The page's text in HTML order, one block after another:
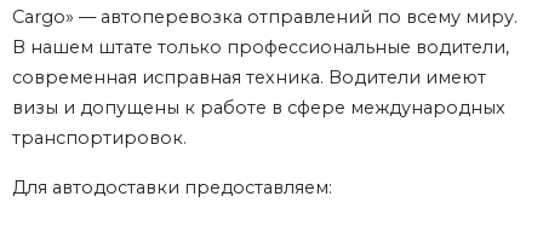
Cargo» — автоперевозка отправлений по всему миру.
В нашем штате только профессиональные водители,
современная исправная техника. Водители имеют
визы и допущены к работе в сфере международных
транспортировок.
Для автодоставки предоставляем: